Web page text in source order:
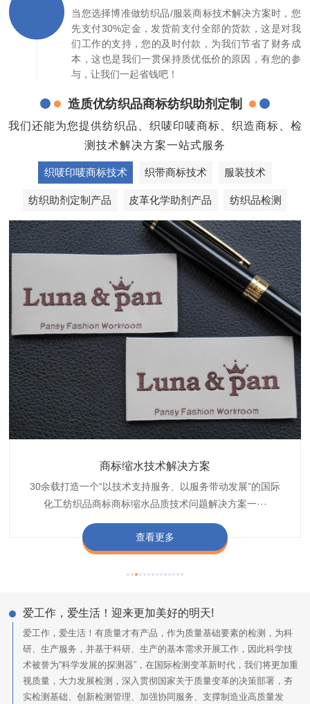
当您选择博准做纺织品/服装商标技术解决方案时，您
先支付30%定金，发货前支付全部的货款，这是对我
们工作的支持，您的及时付款，为我们节省了财务成
本，这也是我们一贯保持质优低价的原因，有您的参
与，让我们一起省钱吧！
造质优纺织品商标纺织助剂定制
我们还能为您提供纺织品、织唛印唛商标、织造商标、检
测技术解决方案一站式服务
织唛印唛商标技术 织带商标技术 服装技术
纺织助剂定制产品 皮革化学助剂产品 纺织品检测
商标缩水技术解决方案
30余载打造一个“以技术支持服务、以服务带动发展”的国际
化工纺织品商标商标缩水品质技术问题解决方案一···
查看更多
织带商标防水技术解决方案
博准公司专注于织带商标防水技术解决方案30余载,励志于
纺织品商标企业打造含油量超标品质技术问题解决方···
查看更多
服装颜色不匀技术解决方案
博准是一家专注30余载设计研发织唛印唛商标、织带服装颜
色不匀品质技术问题解决方案一站式服务提供商,技···
查看更多
纺织品阻燃母粒
博准致力于成为纺织品商标阻燃母粒剂,TF-W760,TF-W760
阻燃母粒剂加工定制服务实力提供商,···
查看更多
爱工作，爱生活！迎来更加美好的明天!
爱工作，爱生活！有质量才有产品，作为质量基础要素的检测，为科
研、生产服务，并基于科研、生产的基本需求开展工作，因此科学技
术被誉为“科学发展的探测器”，在国际检测变革新时代，我们将更加重
视质量，大力发展检测，深入贯彻国家关于质量变革的决策部署，夯
实检测基础、创新检测管理、加强协同服务、支撑制造业高质量发